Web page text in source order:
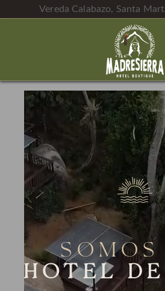
Vereda Calabazo, Santa
HOTEL